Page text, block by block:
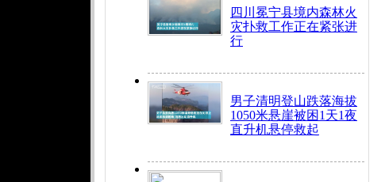
四川冕宁县境内森林火
灾扑救工作正在紧张进
行
男子清明登山跌落海拔
1050米悬崖被困1天1夜
直升机悬停救起